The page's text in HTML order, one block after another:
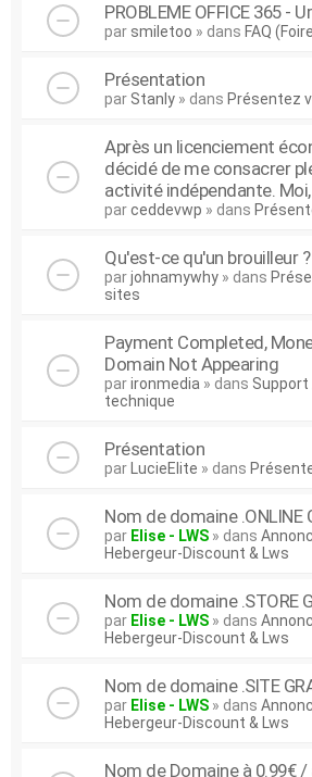
PROBLEME OFFICE 365 -
par smiletoo » dans FAQ
Présentation
par Stanly » dans Présentez
Après un licenciement
décidé de me consacrer
activité indépendante.
parceddevwp » dans
Qu'est-ce qu'un brouilleur ?
parjohnamywhy » dans
sites
Payment Completed,
Domain Not Appearing
parironmedia » dans Support
technique
Présentation
par LucieElite » dans
Nom de domaine .ONLINE
par Elise - LWS » dans
Hebergeur-Discount & Lws
Nom de domaine .STORE
par Elise - LWS » dans
Hebergeur-Discount & Lws
Nom de domaine .SITE
par Elise - LWS » dans
Hebergeur-Discount & Lws
Nom de Domaine à 0.99€ /